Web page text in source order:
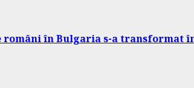
români în Bulgaria s-a transformat